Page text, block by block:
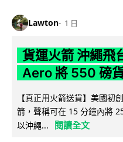
Lawton 1 日
貨運火箭 沖繩飛
Aero 將 550 磅
【真正用火箭送貨】美國初
箭，聲稱可在 15 分鐘內將
以沖繩...
閱讀全文